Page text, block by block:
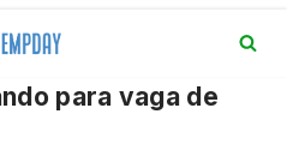
para vaga de